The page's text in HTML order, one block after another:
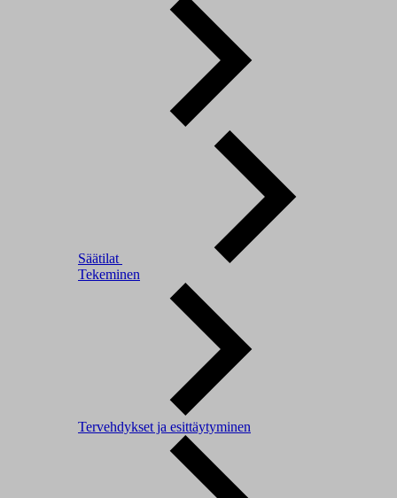
Säätilat
Tekeminen
Tervehdykset ja esittäytyminen